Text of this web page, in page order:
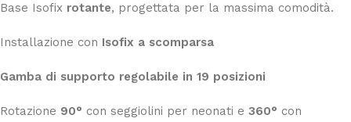
Base Isofix rotante, progettata per la massima comodità.
Installazione con Isofix a scomparsa
Gamba di supporto regolabile in 19 posizioni
Rotazione 90° con seggiolini per neonati e 360° con